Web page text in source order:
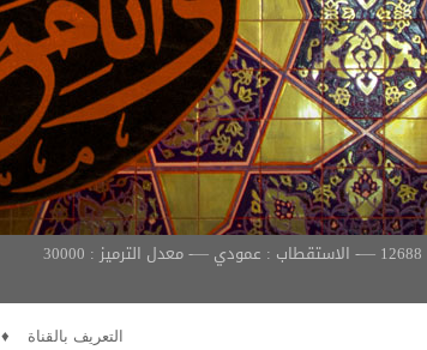
التعريف بالقناة ♦